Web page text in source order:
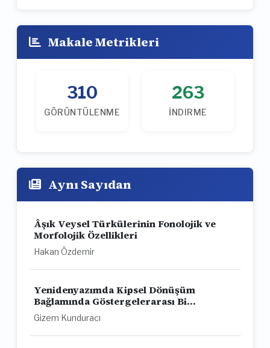
Makale Metrikleri
310
GÖRÜNTÜLENME
263
İNDIRME
Aynı Sayıdan
Âşık Veysel Türkülerinin Fonolojik ve
Morfolojik Özellikleri
Hakan Özdemir
Yenidenyazımda Kipsel Dönüşüm
Bağlamında Göstergelerarası Bi...
Gizem Kunduracı